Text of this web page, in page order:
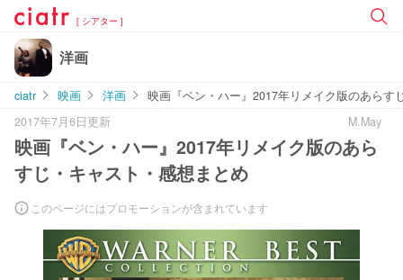
[ シアター ]
洋画
ciatr 映画 洋画
映画『ベン・ハー』2017年リメイク版のあらす
2017年7月6日更新
M.May
映画『ベン・ハー』2017年リメイク版のあら
すじ・キャスト・感想まとめ
このページにはプロモーションが含まれています